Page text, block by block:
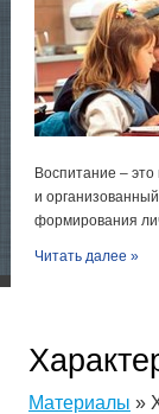
Воспитание –
и
формирования
Читать далее »
Материалы »